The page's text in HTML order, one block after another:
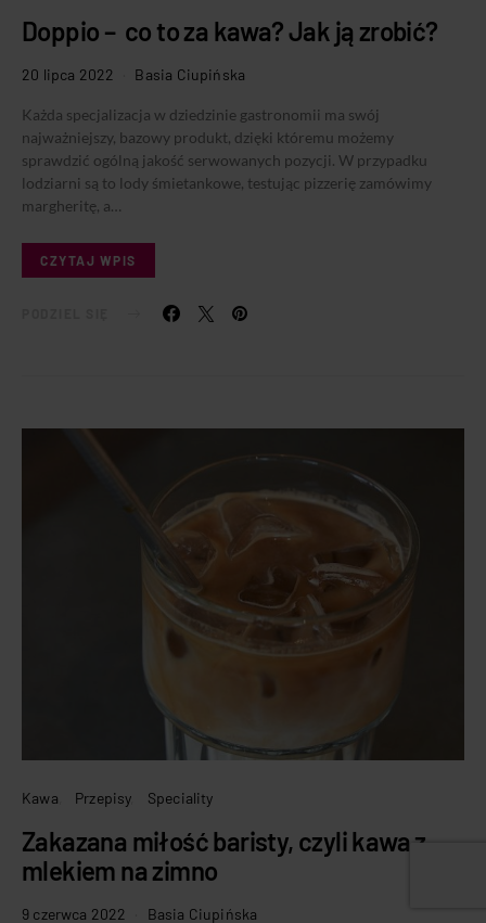
Doppio – co to za kawa? Jak ją zrobić?
20 lipca 2022 Basia Ciupińska
Każda specjalizacja w dziedzinie gastronomii ma swój
najważniejszy, bazowy produkt, dzięki któremu możemy
sprawdzić ogólną jakość serwowanych pozycji. W przypadku
lodziarni są to lody śmietankowe, testując pizzerię zamówimy
margheritę, a…
CZYTAJ WPIS
Kawa Przepisy Speciality
Zakazana miłość baristy, czyli kawa z
mlekiem na zimno
9 czerwca 2022 Basia Ciupińska